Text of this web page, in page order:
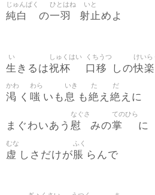
純白
じゅんぱく
の一羽
ひとはね
射止
いと
めよ
生
い
きるは祝杯
しゅくはい
口移
くちうつ
しの快楽
けいら
渇
かわ
く 嗤
わら
いも息
いき
も絶
た
え 絶
だ
えに
まぐわいあう 慰
なぐさ
みの掌
てのひら
に
虚
むな
しさだけが脹
ふく
らんで